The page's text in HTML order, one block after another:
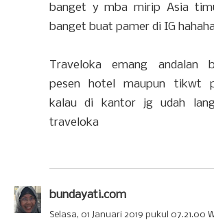
banget y mba mirip Asia
banget buat pamer di IG hahaha
Traveloka emang andalan
pesen hotel maupun tikwt
kalau di kantor jg udah
traveloka
bundayati.com
Selasa, 01 Januari 2019 pukul 07.21.00